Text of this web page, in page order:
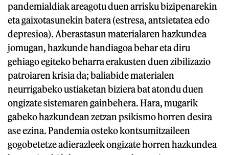
pandemialdiak areagotu duen arrisku bizipenarekin
eta gaixotasunekin batera (estresa, antsietatea edo
depresioa). Aberastasun materialaren hazkundea
jomugan, hazkunde handiagoa behar eta diru
gehiago egiteko beharra erakusten duen zibilizazio
patroiaren krisia da; baliabide materialen
neurrigabeko ustiaketan biziera bat atondu duen
ongizate sistemaren gainbehera. Hara, mugarik
gabeko hazkundean zetzan psikismo horren desira
ase ezina. Pandemia osteko kontsumitzaileen
gogobetetze adierazleek ongizate horren hazkundea